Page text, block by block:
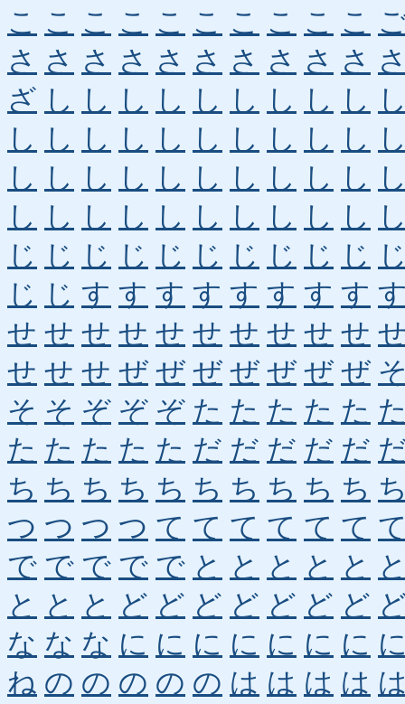
こ こ こ こ こ こ こ こ こ こ
さ さ さ さ さ さ さ さ さ さ
ざ し し し し し し し し し
し し し し し し し し し し
し し し し し し し し し し
し し し し し し し し し し
じ じ じ じ じ じ じ じ じ じ
じ じ す す す す す す す す
せ せ せ せ せ せ せ せ せ せ
せ せ せ ぜ ぜ ぜ ぜ ぜ ぜ ぜ
そ そ ぞ ぞ ぞ た た た た た
た た た た た だ だ だ だ だ
ち ち ち ち ち ち ち ち ち ち
つ つ つ つ て て て て て て
で で で で で と と と と と
と と と ど ど ど ど ど ど ど
な な な に に に に に に に
ね の の の の の は は は は